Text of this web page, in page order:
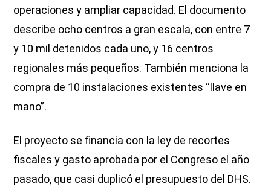
operaciones y ampliar capacidad. El documento
describe ocho centros a gran escala, con entre 7
y 10 mil detenidos cada uno, y 16 centros
regionales más pequeños. También menciona la
compra de 10 instalaciones existentes “llave en
mano”.
El proyecto se financia con la ley de recortes
fiscales y gasto aprobada por el Congreso el año
pasado, que casi duplicó el presupuesto del DHS.